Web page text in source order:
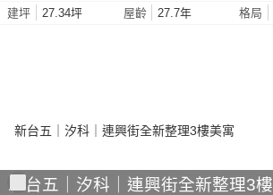
建坪 27.34坪 屋齡 27.7年 格局
新台五｜汐科｜連興街全新整理3樓